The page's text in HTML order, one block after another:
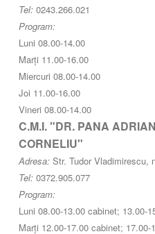
Tel: 0243.266.021
Program:
Luni 08.00-14.00
Marți 11.00-16.00
Miercuri 08.00-14.00
Joi 11.00-16.00
Vineri 08.00-14.00
C.M.I. "DR. PANA
CORNELIU"
Adresa: Str. Tudor Vladimirescu,
Tel: 0372.905.077
Program:
Luni 08.00-13.00 cabinet; 13.00-
Marți 12.00-17.00 cabinet; 17.00-